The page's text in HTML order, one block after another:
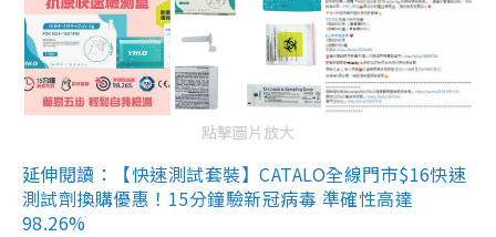
點擊圖片放大
延伸閱讀：【快速測試套裝】CATALO全線門市$16快速
測試劑換購優惠！15分鐘驗新冠病毒 準確性高達
98.26%